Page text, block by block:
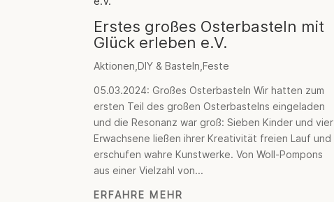
Erstes großes Osterbasteln mit
Glück erleben e.V.
Aktionen DIY & Basteln Feste
05.03.2024: Großes Osterbasteln Wir hatten zum
ersten Teil des großen Osterbastelns eingeladen
und die Resonanz war groß: Sieben Kinder und vier
Erwachsene ließen ihrer Kreativität freien Lauf und
erschufen wahre Kunstwerke. Von Woll-Pompons
aus einer Vielzahl von...
ERFAHRE MEHR